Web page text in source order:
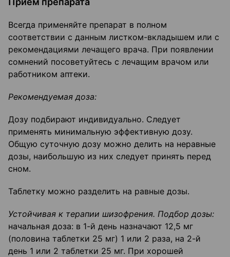
Всегда применяйте препарат в полном
соответствии с данным листком-вкладышем или с
рекомендациями лечащего врача. При появлении
сомнений посоветуйтесь с лечащим врачом или
работником аптеки.
Рекомендуемая доза:
Дозу подбирают индивидуально. Следует
применять минимальную эффективную дозу.
Общую суточную дозу можно делить на неравные
дозы, наибольшую из них следует принять перед
сном.
Таблетку можно разделить на равные дозы.
Устойчивая к терапии шизофрения. Подбор дозы:
начальная доза: в 1-й день назначают 12,5 мг
(половина таблетки 25 мг) 1 или 2 раза, на 2-й
день 1 или 2 таблетки 25 мг. При хорошей